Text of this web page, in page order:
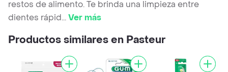
restos de alimento. Te brinda una limpieza entre
dientes rápid...Ver más
Productos similares en Pasteur